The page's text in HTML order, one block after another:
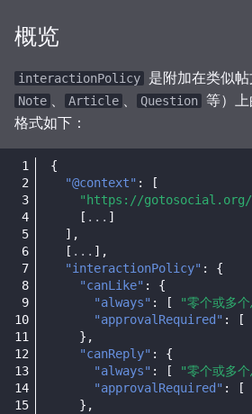
进阶设置
可观测性
2. 单人长篇讨论串
3. 完全开放
后续回复／扩大范围
互动验证
请求、获取和验证批准
批准对象
概览
interactionPolicy 是附加在类似
Note Article Question
等）
格式如下：
{
"@context" :
[
"https://gotosocial.org/
[ ... ]
],
[ ... ],
"interactionPolicy" :
{
"canLike" :
{
"always" : [ "零个或多
"approvalRequired" : [
},
"canReply" :
{
"always" : [ "零个或多
"approvalRequired" : [
},